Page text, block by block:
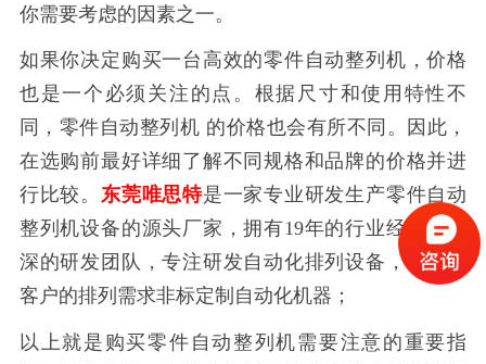
你需要考虑的因素之一。
如果你决定购买一台高效的零件自动整列机 ，价格
也是一个必须关注的点。 根据尺寸和使用特性不
同，零件自动整列机 的价格也会有所不同。因此，
在选购前最好详细了解不同规格和品牌的价格并进
行比较。 东莞唯思特是一家专业研发生产零件自动
整列机设备的源头厂家，拥有19年的行业经验和资
深的研发团队，专注研发自动化排列设备，可根据
客户的排列需求非标定制自动化机器；
以上就是购买零件自动整列机需要注意的重要指